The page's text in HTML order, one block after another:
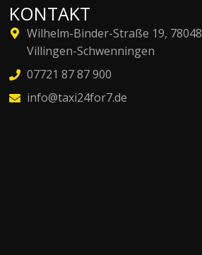
KONTAKT
Wilhelm-Binder-Straße 19, 78048
Villingen-Schwenningen
07721 87 87 900
info@taxi24for7.de